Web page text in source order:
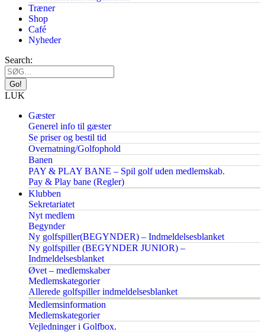
Træner
Shop
Café
Nyheder
Search:
LUK
Gæster
Generel info til gæster
Se priser og bestil tid
Overnatning/Golfophold
Banen
PAY & PLAY BANE – Spil golf uden medlemskab.
Pay & Play bane (Regler)
Klubben
Sekretariatet
Nyt medlem
Begynder
Ny golfspiller(BEGYNDER) – Indmeldelsesblanket
Ny golfspiller (BEGYNDER JUNIOR) –
Indmeldelsesblanket
Øvet – medlemskaber
Medlemskategorier
Allerede golfspiller indmeldelsesblanket
Medlemsinformation
Medlemskategorier
Vejledninger i Golfbox.